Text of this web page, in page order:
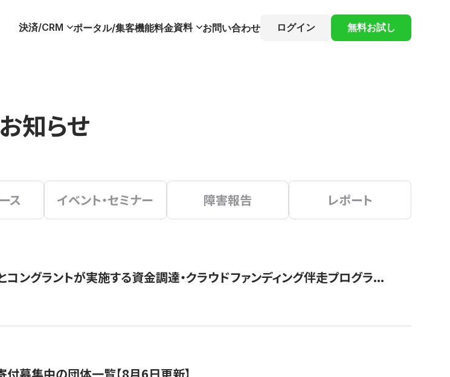
決済/CRM ポータル/集客機能料金資料 お問い合わせ ログイン 無料お試し
お知らせ
ス イベント・セミナー 障害報告 レポート
コングラントが実施する資金調達・クラウドファンディング伴走プログラ...